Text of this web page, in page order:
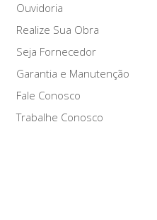
Ouvidoria
Realize Sua Obra
Seja Fornecedor
Garantia e Manutenção
Fale Conosco
Trabalhe Conosco